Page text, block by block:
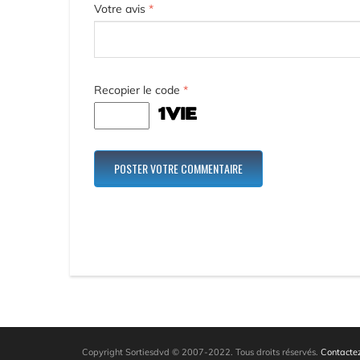
Votre avis *
Recopier le code *
Copyright Sortiesdvd © 2007-2022. Tous droits réservés.